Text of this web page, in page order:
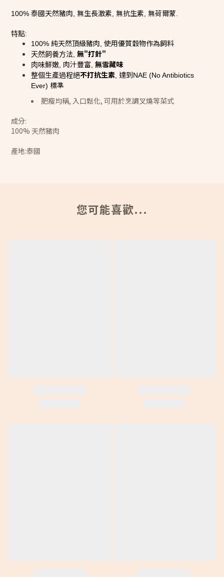
100% 泰國天然豬肉, 無生長激素, 無抗生素, 無荷爾蒙.
特點:
100% 純天然頂級豬肉, 使用優質穀物作為飼料
天然飼養方法, 無"打針"
肉味鮮嫩, 肉汁豐富, 無雪藏味
整個生產過程絕不打抗生素, 達到NAE (No Antibiotics
Ever) 標準
肥瘦均稱, 入口鬆化, 可用於烹調叉燒等菜式
成分:
100% 天然豬肉
產地:泰國
您可能喜歡...